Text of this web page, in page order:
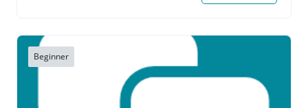
course or wish to inquire about group registrations
Beginner